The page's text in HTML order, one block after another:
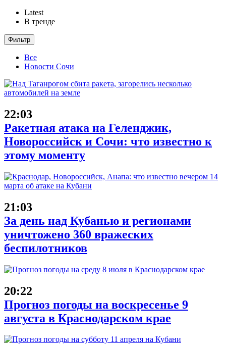
Latest
В тренде
Фильтр
Все
Новости Сочи
22:03
Ракетная атака на Геленджик,
Новороссийск и Сочи: что известно к
этому моменту
21:03
За день над Кубанью и регионами
уничтожено 360 вражеских
беспилотников
20:22
Прогноз погоды на воскресенье 9
августа в Краснодарском крае